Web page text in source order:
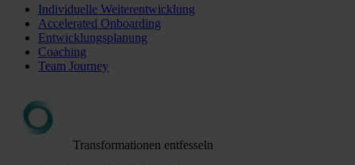
Individuelle Weiterentwicklung
Accelerated Onboarding
Entwicklungsplanung
Coaching
Team Journey
Transformationen entfesseln